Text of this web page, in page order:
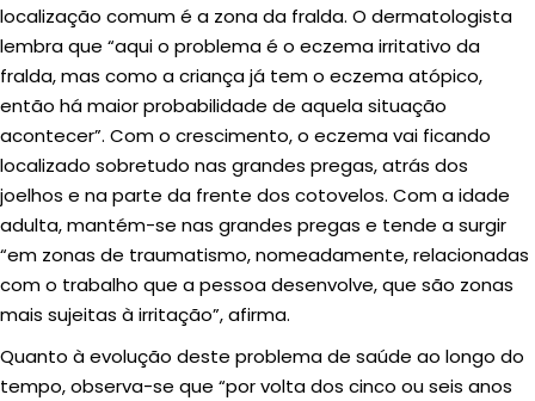
localização comum é a zona da fralda. O dermatologista
lembra que “aqui o problema é o eczema irritativo da
fralda, mas como a criança já tem o eczema atópico,
então há maior probabilidade de aquela situação
acontecer”. Com o crescimento, o eczema vai ficando
localizado sobretudo nas grandes pregas, atrás dos
joelhos e na parte da frente dos cotovelos. Com a idade
adulta, mantém-se nas grandes pregas e tende a surgir
“em zonas de traumatismo, nomeadamente, relacionadas
com o trabalho que a pessoa desenvolve, que são zonas
mais sujeitas à irritação”, afirma.
Quanto à evolução deste problema de saúde ao longo do
tempo, observa-se que “por volta dos cinco ou seis anos